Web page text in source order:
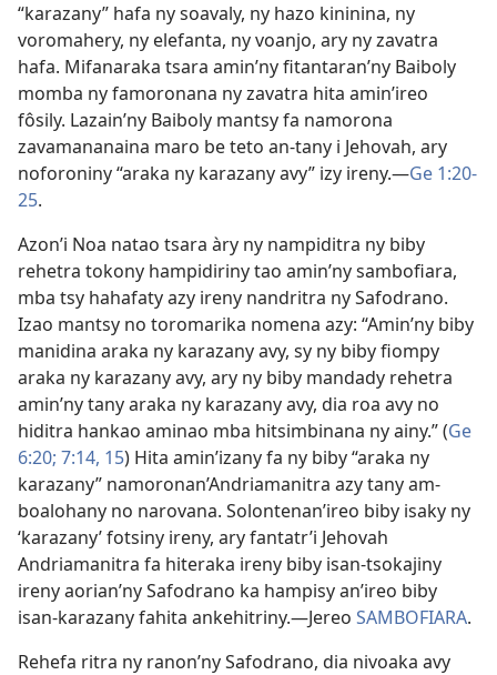
“karazany” hafa ny soavaly, ny hazo kininina, ny
voromahery, ny elefanta, ny voanjo, ary ny zavatra
hafa. Mifanaraka tsara amin’ny fitantaran’ny Baiboly
momba ny famoronana ny zavatra hita amin’ireo
fôsily. Lazain’ny Baiboly mantsy fa namorona
zavamananaina maro be teto an-tany i Jehovah, ary
noforoniny “araka ny karazany avy” izy ireny.​—Ge 1:20-
25.
Azon’i Noa natao tsara àry ny nampiditra ny biby
rehetra tokony hampidiriny tao amin’ny sambofiara,
mba tsy hahafaty azy ireny nandritra ny Safodrano.
Izao mantsy no toromarika nomena azy: “Amin’ny biby
manidina araka ny karazany avy, sy ny biby fiompy
araka ny karazany avy, ary ny biby mandady rehetra
amin’ny tany araka ny karazany avy, dia roa avy no
hiditra hankao aminao mba hitsimbinana ny ainy.” (Ge
6:20; 7:14, 15) Hita amin’izany fa ny biby “araka ny
karazany” namoronan’Andriamanitra azy tany am-
boalohany no narovana. Solontenan’ireo biby isaky ny
‘karazany’ fotsiny ireny, ary fantatr’i Jehovah
Andriamanitra fa hiteraka ireny biby isan-tsokajiny
ireny aorian’ny Safodrano ka hampisy an’ireo biby
isan-karazany fahita ankehitriny.​—Jereo SAMBOFIARA.
Rehefa ritra ny ranon’ny Safodrano, dia nivoaka avy